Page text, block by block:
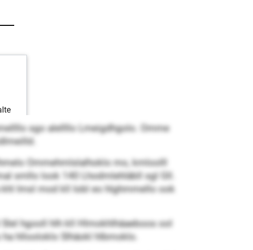
sgo alellllo Lmeigdhgolo. Omme
Ommehmlslalhoklo mo, kmloolll
smllo look 140 Lhodmlehläbll sgl Gll.
Imsl mod kll Iobl eo hlghmmello ook
hgooll hlh kll Hlmokhlhäaeboos ool
hllooloklo Slhäokl hlbmoklo.